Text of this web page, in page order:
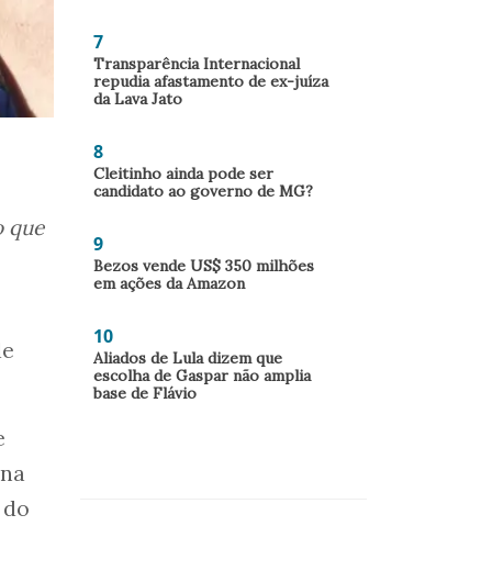
que
7
Transparência Internacional
repudia afastamento de ex-juíza
da Lava Jato
8
Cleitinho ainda pode ser
candidato ao governo de MG?
9
Bezos vende US$ 350 milhões
em ações da Amazon
10
Aliados de Lula dizem que
escolha de Gaspar não amplia
base de Flávio